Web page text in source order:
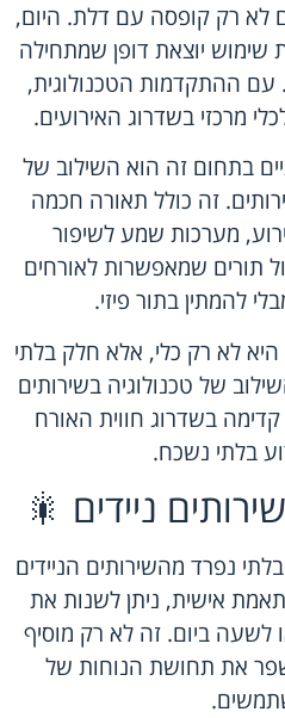
לא רק קופסה עם דלת. היום,
שימוש יוצאת דופן שמתחילה
עם ההתקדמות הטכנולוגית,
מרכזי בשדרוג האירועים.
בתחום זה הוא השילוב של
זה כולל תאורה חכמה
מערכות שמע לשיפור
תורים שמאפשרות לאורחים
להמתין בתור פיזי.
היא לא רק כלי, אלא חלק בלתי
של טכנולוגיה בשירותים
בשדרוג חווית האורח
בלתי נשכח.
ניידים 🎇
נפרד מהשירותים הניידים
אישית, ניתן לשנות את
לשעה ביום. זה לא רק מוסיף
את תחושת הנוחות של